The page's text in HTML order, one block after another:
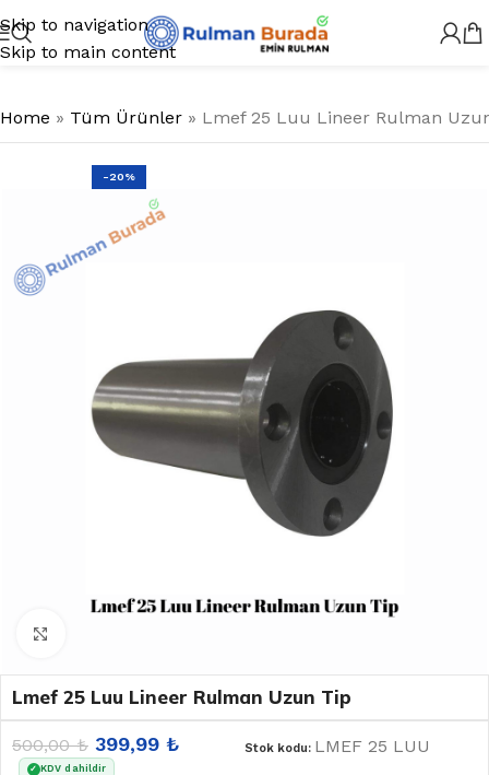
Skip to navigation
Skip to main content
Home » Tüm Ürünler » Lmef 25 Luu Lineer Rulman
-20%
Lmef 25 Luu Lineer Rulman Uzun Tip
500,00₺ 399,99 ₺
✓ KDV dahildir
Stok kodu: LMEF 25 LUU